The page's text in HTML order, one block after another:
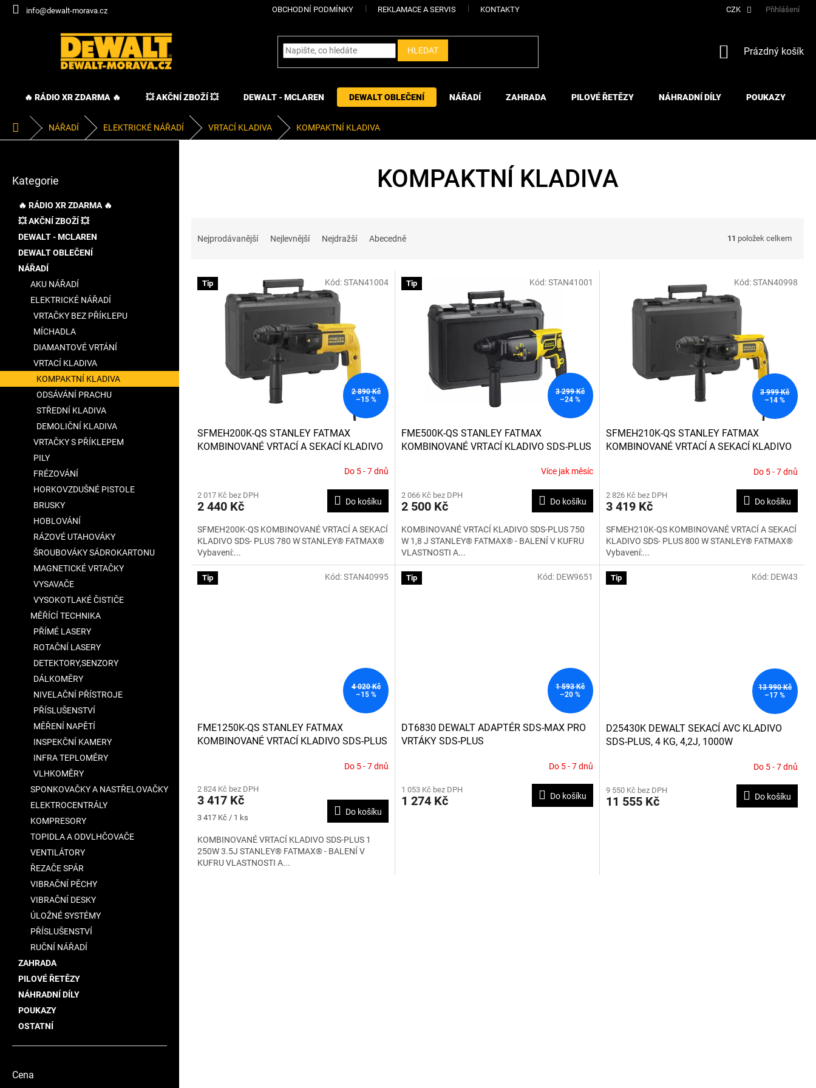
Přejít
info@dewalt-morava.cz OBCHODNÍ PODMÍNKY REKLAMACE A SERVIS KONTAKTY CZK Přihlášení
HLEDAT
NÁKUPNÍ
Prázdný košík
🔥 RÁDIO XR ZDARMA 🔥 💥 AKČNÍ ZBOŽÍ 💥 DEWALT - MCLAREN DEWALT OBLEČENÍ NÁŘADÍ ZAHRADA PILOVÉ ŘETĚZY NÁHRADNÍ DÍLY POUKAZY
Domů NÁŘADÍ ELEKTRICKÉ NÁŘADÍ VRTACÍ KLADIVA KOMPAKTNÍ KLADIVA
kategorie
Kategorie
🔥 RÁDIO XR ZDARMA 🔥
💥 AKČNÍ ZBOŽÍ 💥
DEWALT - MCLAREN
DEWALT OBLEČENÍ
NÁŘADÍ
AKU NÁŘADÍ
ELEKTRICKÉ NÁŘADÍ
VRTAČKY BEZ PŘÍKLEPU
MÍCHADLA
DIAMANTOVÉ VRTÁNÍ
VRTACÍ KLADIVA
KOMPAKTNÍ KLADIVA
ODSÁVÁNÍ PRACHU
STŘEDNÍ KLADIVA
DEMOLIČNÍ KLADIVA
VRTAČKY S PŘÍKLEPEM
PILY
FRÉZOVÁNÍ
HORKOVZDUŠNÉ PISTOLE
BRUSKY
HOBLOVÁNÍ
RÁZOVÉ UTAHOVÁKY
ŠROUBOVÁKY SÁDROKARTONU
MAGNETICKÉ VRTAČKY
VYSAVAČE
VYSOKOTLAKÉ ČISTIČE
MĚŘÍCÍ TECHNIKA
PŘÍMÉ LASERY
ROTAČNÍ LASERY
DETEKTORY,SENZORY
DÁLKOMĚRY
NIVELAČNÍ PŘÍSTROJE
PŘÍSLUŠENSTVÍ
MĚŘENÍ NAPĚTÍ
INSPEKČNÍ KAMERY
INFRA TEPLOMĚRY
VLHKOMĚRY
SPONKOVAČKY A NASTŘELOVAČKY
ELEKTROCENTRÁLY
KOMPRESORY
TOPIDLA A ODVLHČOVAČE
VENTILÁTORY
ŘEZAČE SPÁR
VIBRAČNÍ PĚCHY
VIBRAČNÍ DESKY
ÚLOŽNÉ SYSTÉMY
PŘÍSLUŠENSTVÍ
RUČNÍ NÁŘADÍ
ZAHRADA
PILOVÉ ŘETĚZY
NÁHRADNÍ DÍLY
POUKAZY
OSTATNÍ
Cena
KOMPAKTNÍ KLADIVA
Nejprodávanější Nejlevnější Nejdražší Abecedně 11 položek celkem
V Tip
2 890 Kč
–15 %
SFMEH200K-QS STANLEY FATMAX
KOMBINOVANÉ VRTACÍ A SEKACÍ KLADIVO
produktu
je
z
5
hvězdiček.
Do 5 - 7 dnů
2 017 Kč bez DPH
2 440 Kč Do košíku
SFMEH200K-QS KOMBINOVANÉ VRTACÍ A SEKACÍ
KLADIVO SDS- PLUS 780 W STANLEY® FATMAX®
Vybavení:...
Kód:STAN41004 Tip
3 299 Kč
–24 %
FME500K-QS STANLEY FATMAX
KOMBINOVANÉ VRTACÍ KLADIVO SDS-PLUS
produktu
je
z
5
hvězdiček.
Více jak měsíc
2 066 Kč bez DPH
2 500 Kč Do košíku
KOMBINOVANÉ VRTACÍ KLADIVO SDS-PLUS 750
W 1,8 J STANLEY® FATMAX® - BALENÍ V KUFRU
VLASTNOSTI A...
Kód:STAN41001
3 999 Kč
–14 %
SFMEH210K-QS STANLEY FATMAX
KOMBINOVANÉ VRTACÍ A SEKACÍ KLADIVO
produktu
je
z
5
hvězdiček.
Do 5 - 7 dnů
2 826 Kč bez DPH
3 419 Kč Do košíku
SFMEH210K-QS KOMBINOVANÉ VRTACÍ A SEKACÍ
KLADIVO SDS- PLUS 800 W STANLEY® FATMAX®
Vybavení:...
Kód:STAN40998
Tip
4 020 Kč
–15 %
FME1250K-QS STANLEY FATMAX
KOMBINOVANÉ VRTACÍ KLADIVO SDS-PLUS
produktu
je
3,7
5
hvězdiček.
Do 5 - 7 dnů
2 824 Kč bez DPH
3 417 Kč
Měrná
3 417 Kč / 1 ks
Do košíku
KOMBINOVANÉ VRTACÍ KLADIVO SDS-PLUS 1
250W 3.5J STANLEY® FATMAX® - BALENÍ V
KUFRU VLASTNOSTI A...
Kód:STAN40995 Tip
1 593 Kč
–20 %
DT6830 DEWALT ADAPTÉR SDS-MAX PRO
VRTÁKY SDS-PLUS
Do 5 - 7 dnů
1 053 Kč bez DPH
1 274 Kč Do košíku
Kód: DEW9651 Tip
13 990 Kč
–17 %
D25430K DEWALT SEKACÍ AVC KLADIVO
SDS-PLUS, 4 KG, 4,2J, 1000W
Do 5 - 7 dnů
9 550 Kč bez DPH
11 555 Kč Do košíku
Kód: DEW43